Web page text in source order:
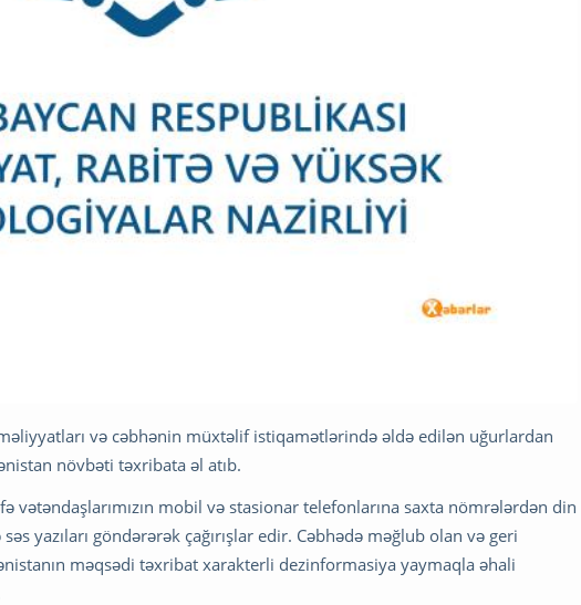
və cəbhənin müxtəlif istiqamətlərində əldə edilən uğurlardan
növbəti təxribata əl atıb.
vətəndaşlarımızın mobil və stasionar telefonlarına saxta nömrələrdən din
yazıları göndərərək çağırışlar edir. Cəbhədə məğlub olan və geri
məqsədi təxribat xarakterli dezinformasiya yaymaqla əhali